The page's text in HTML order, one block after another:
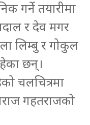
गर्ने तयारीमा
र देव मगर
लिम्बु र गोकुल
छन्।
चलचित्रमा
गहतराजको